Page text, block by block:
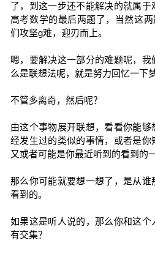
了，到这一步还不能解决的就属
高考数学的最后两题了，当然这
们攻坚g难，迎刃而上。
嗯，要解决这一部分的难题呢，
么是联想法呢，就是努力回忆一下
不管多离奇，然后呢？
由这个事物展开联想，看看你能
经发生过的类似的事情，或者是你
又或者可能是你最近听到的看到的
那么你可能就要想一想了，是从
看到的。
如果这是听人说的，那么你和这
有交集？